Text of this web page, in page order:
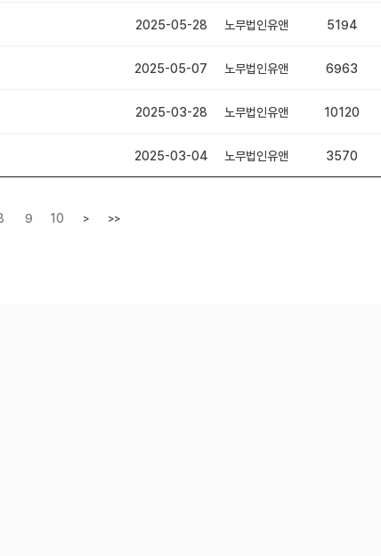
2025-05-28 노무법인유앤 5194
2025-05-07 노무법인유앤 6963
2025-03-28 노무법인유앤 10120
2025-03-04 노무법인유앤 3570
9 10 > >>